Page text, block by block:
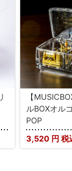
【
ルBOXオ
POP
3,520 円 税